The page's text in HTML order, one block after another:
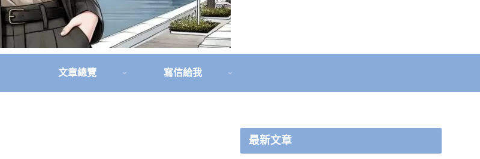
文章總覽 寫信給我
最新文章